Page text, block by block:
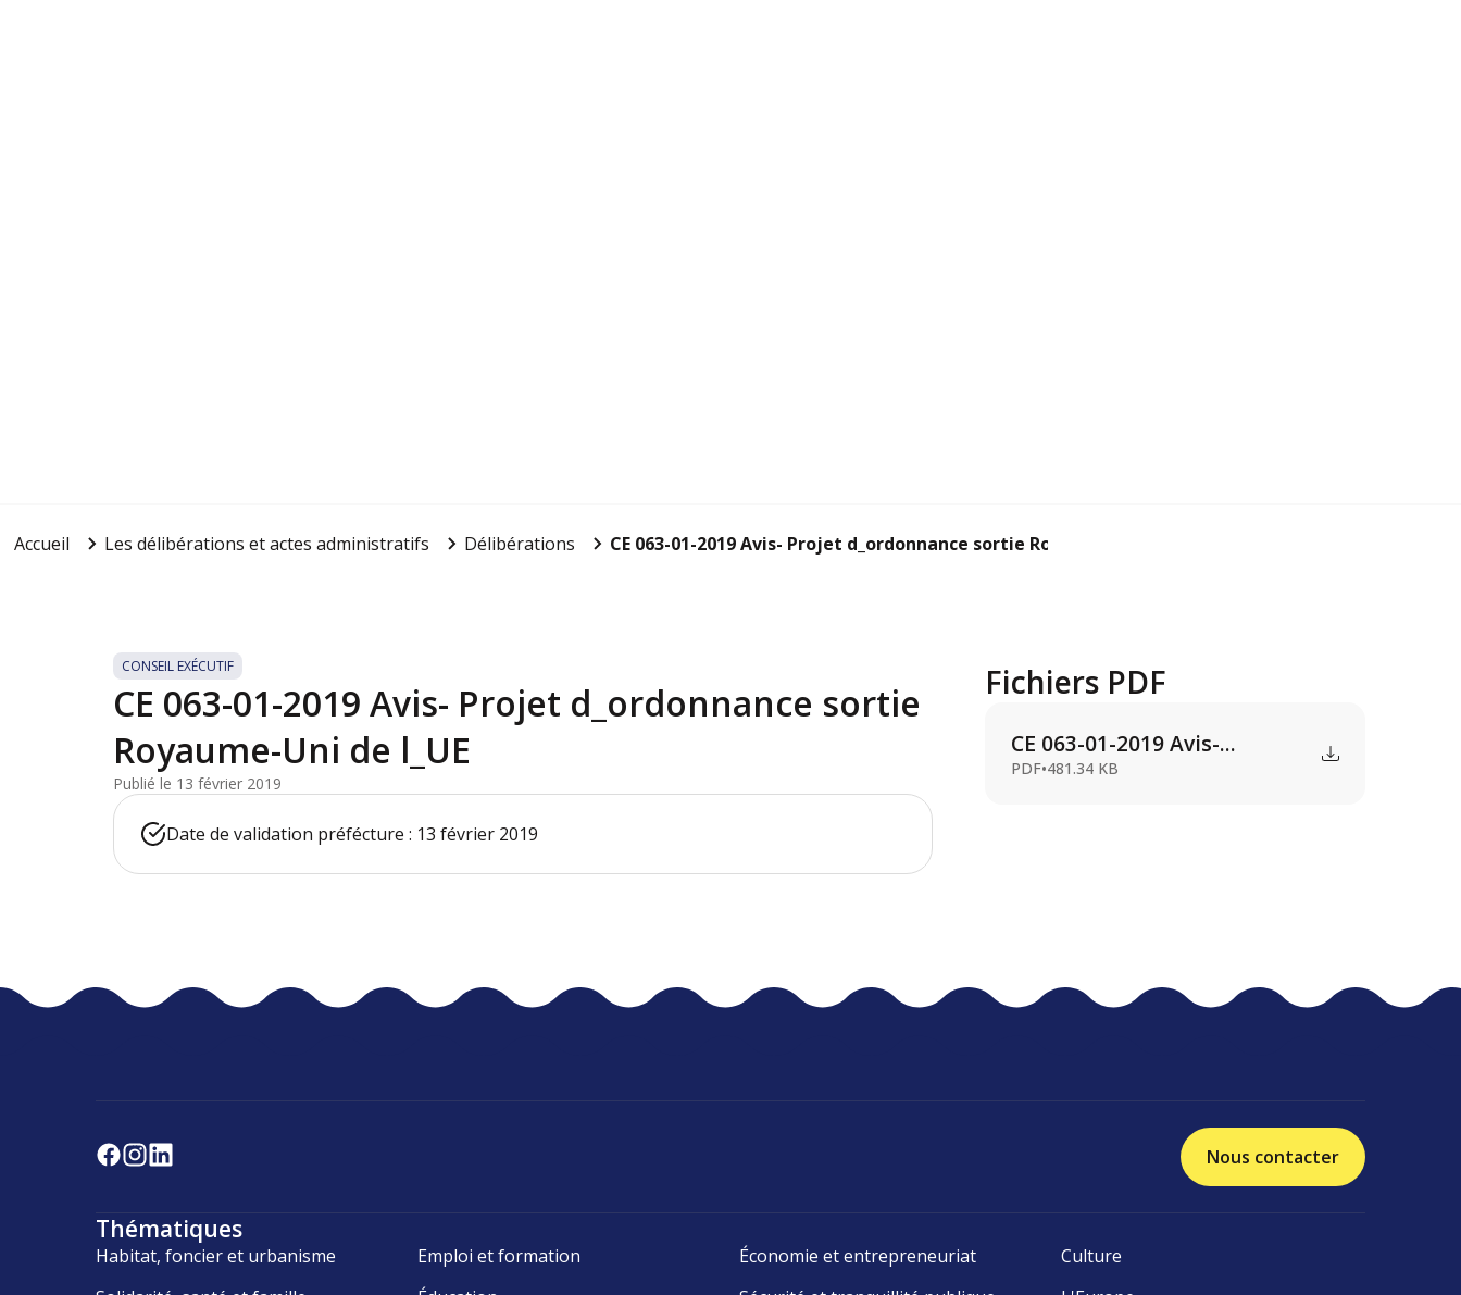
Accueil Les délibérations et actes administratifs Délibérations CE 063-01-2019 Avis- Projet d_ordonnance sortie Royaume-Uni ...
CONSEIL EXÉCUTIF
CE 063-01-2019 Avis- Projet d_ordonnance sortie
Royaume-Uni de l_UE
Publié le 13 février 2019
Date de validation préfécture : 13 février 2019
Fichiers PDF
CE 063-01-2019 Avis-...
PDF•481.34 KB
Nous contacter
Thématiques
Habitat, foncier et urbanisme Emploi et formation Économie et entrepreneuriat
Culture